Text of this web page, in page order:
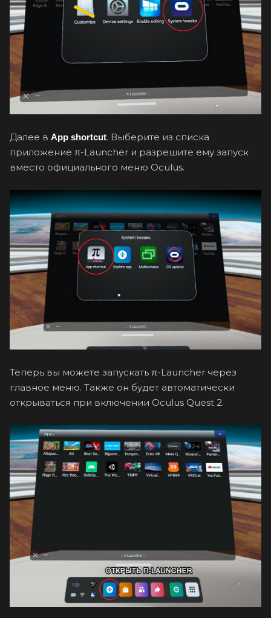
Далее в App shortcut. Выберите из списка
приложение π-Launcher и разрешите ему запуск
вместо официального меню Oculus.
Теперь вы можете запускать π-Launcher через
главное меню. Также он будет автоматически
открываться при включении Oculus Quest 2.